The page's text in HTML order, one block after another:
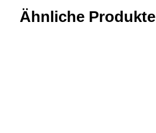
Ähnliche Produkte